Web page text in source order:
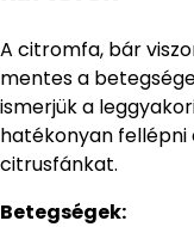
A citromfa, bár
mentes a
ismerjük a
hatékonyan fellépni
citrusfánkat.
Betegségek: